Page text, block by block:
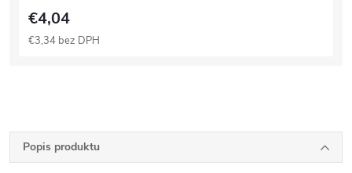
€4,04
€3,34 bez DPH
Popis produktu